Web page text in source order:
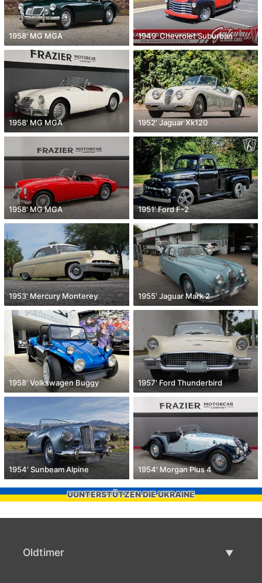
1958' MG MGA 1949' Chevrolet Suburban
1958' MG MGA 1952' Jaguar Xk120
1958' MG MGA 1951' Ford F-2
1953' Mercury Monterey 1955' Jaguar Mark 2
1958' Volkswagen Buggy 1957' Ford Thunderbird
1954' Sunbeam Alpine 1954' Morgan Plus 4
UUNTERSTÜTZEN DIE UKRAINE
Oldtimer